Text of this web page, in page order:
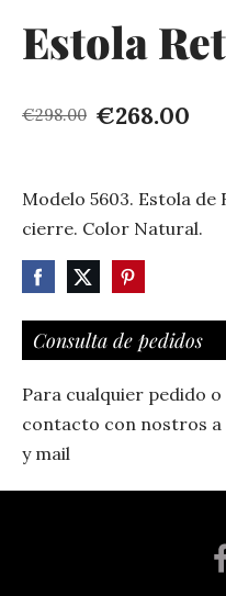
Consulta de pedidos
Para cualquier pedido
contacto con nostros
y mail
Estola
€298.00 €268.00
Modelo 5603. Estola de
cierre. Color Natural.